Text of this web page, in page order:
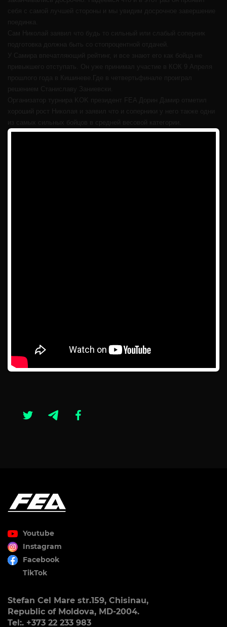
себя с самой лучшей стороны и мы увидим досрочное завершение
поединка.
Сам Николай заявил что будь то сильный или слабый соперник
подготовка должна быть со стопроцентной отдачей.
У Самира впечатляющий рейтинг, и все знают его как бойца не
привыкшего отступать. Он уже принимал участие в КОК 9 Апреля
прошлого года в Кишиневе.Где в четвертьфинале проиграл
решением Станиславу Заниевски.
Организатор турнира KOK президент FEA Дорин Дамир отметил
хороший рост Николая и заявил что и соперники у него также одни
из самых сильных бойцов в средней весовой категории.
Youtube
Instagram
Facebook
TikTok
Stefan Cel Mare str.159, Chisinau,
Republic of Moldova, MD-2004.
Tel:. +373 22 233 983